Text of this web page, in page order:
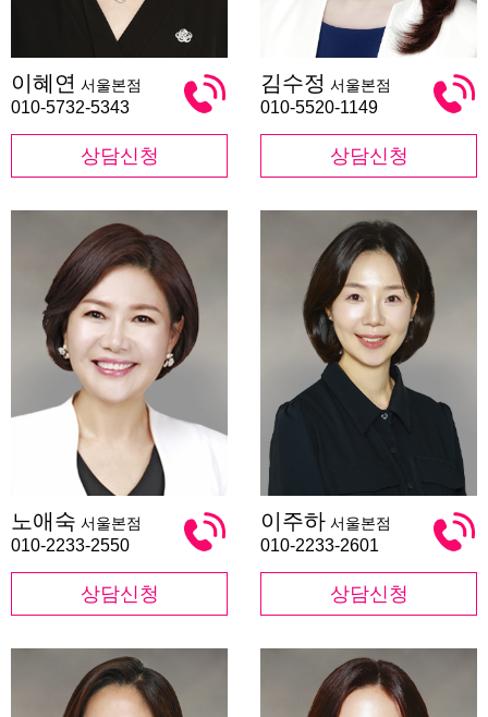
혜
연
이혜연 서울본점
010-5732-5343
상담신청
수
정
김수정 서울본점
010-5520-1149
상담신청
애
숙
노애숙 서울본점
010-2233-2550
상담신청
주
하
이주하 서울본점
010-2233-2601
상담신청